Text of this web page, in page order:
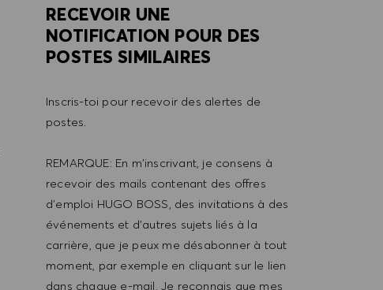
RECEVOIR UNE
NOTIFICATION POUR DES
POSTES SIMILAIRES
Inscris-toi pour recevoir des alertes de
postes.
REMARQUE: En m'inscrivant, je consens à
recevoir des mails contenant des offres
d'emploi HUGO BOSS, des invitations à des
événements et d'autres sujets liés à la
carrière, que je peux me désabonner à tout
moment, par exemple en cliquant sur le lien
dans chaque e-mail. Je reconnais que mes